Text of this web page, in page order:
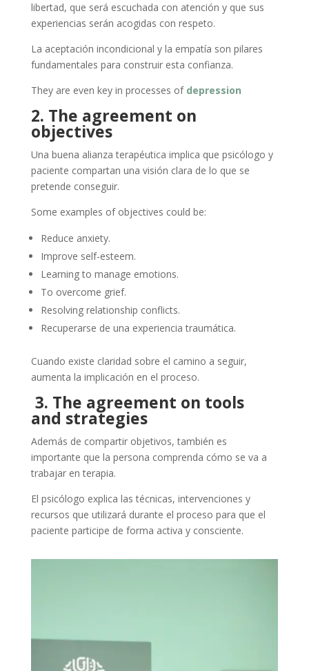
libertad, que será escuchada con atención y que sus
experiencias serán acogidas con respeto.
La aceptación incondicional y la empatía son pilares
fundamentales para construir esta confianza.
They are even key in processes of depression
2. The agreement on
objectives
Una buena alianza terapéutica implica que psicólogo y
paciente compartan una visión clara de lo que se
pretende conseguir.
Some examples of objectives could be:
Reduce anxiety.
Improve self-esteem.
Learning to manage emotions.
To overcome grief.
Resolving relationship conflicts.
Recuperarse de una experiencia traumática.
Cuando existe claridad sobre el camino a seguir,
aumenta la implicación en el proceso.
3. The agreement on tools
and strategies
Además de compartir objetivos, también es
importante que la persona comprenda cómo se va a
trabajar en terapia.
El psicólogo explica las técnicas, intervenciones y
recursos que utilizará durante el proceso para que el
paciente participe de forma activa y consciente.